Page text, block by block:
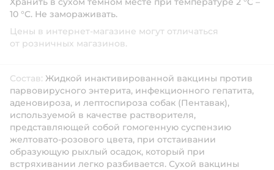
10 °C. Не замораживать.
Цены в интернет-магазине могут отличаться
от розничных магазинов.
Состав: Жидкой инактивированной вакцины против
парвовирусного энтерита, инфекционного гепатита,
аденовироза, и лептоспироза собак (Пентавак),
используемой в качестве растворителя,
представляющей собой гомогенную суспензию
желтовато-розового цвета, при отстаивании
образующую рыхлый осадок, который при
встряхивании легко разбивается. Сухой вакцины